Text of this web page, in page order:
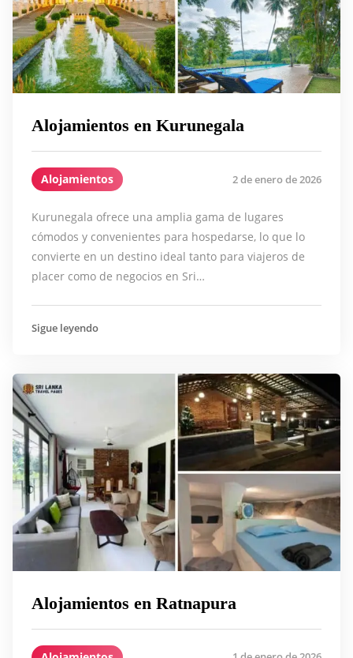
Alojamientos en Kurunegala
Alojamientos 2 de enero de 2026
Kurunegala ofrece una amplia gama de lugares
cómodos y convenientes para hospedarse, lo que lo
convierte en un destino ideal tanto para viajeros de
placer como de negocios en Sri…
Sigue leyendo
Alojamientos en Ratnapura